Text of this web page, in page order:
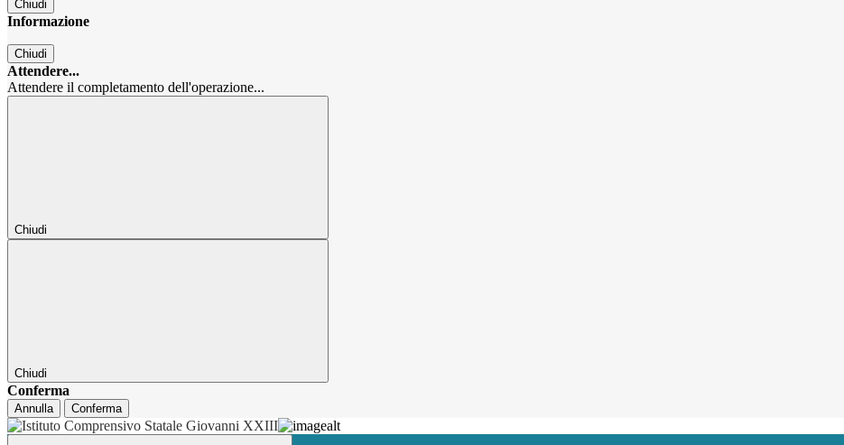
Chiudi
Informazione
Chiudi
Attendere...
Attendere il completamento dell'operazione...
Chiudi
Chiudi
Conferma
Annulla Conferma